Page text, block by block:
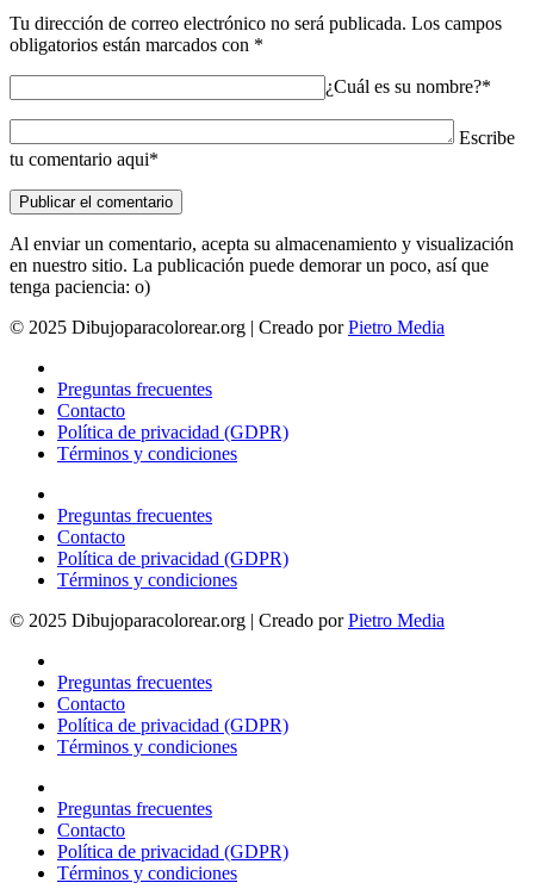
Tu dirección de correo electrónico no será publicada. Los campos
obligatorios están marcados con *
¿Cuál es su nombre?*
Escribe
tu comentario aqui*
Al enviar un comentario, acepta su almacenamiento y visualización
en nuestro sitio. La publicación puede demorar un poco, así que
tenga paciencia: o)
© 2025 Dibujoparacolorear.org | Creado porPietro Media
Preguntas frecuentes
Contacto
Política de privacidad (GDPR)
Términos y condiciones
Preguntas frecuentes
Contacto
Política de privacidad (GDPR)
Términos y condiciones
© 2025 Dibujoparacolorear.org | Creado porPietro Media
Preguntas frecuentes
Contacto
Política de privacidad (GDPR)
Términos y condiciones
Preguntas frecuentes
Contacto
Política de privacidad (GDPR)
Términos y condiciones